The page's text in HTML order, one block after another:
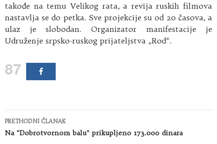
takođe na temu Velikog rata, a revija ruskih filmova
nastavlja se do petka. Sve projekcije su od 20 časova, a
ulaz je slobodan. Organizator manifestacije je
Udruženje srpsko-ruskog prijateljstva „Rod“.
87
Kretanje
članaka
PRETHODNI ČLANAK
Na “Dobrotvornom balu” prikupljeno 173.000 dinara